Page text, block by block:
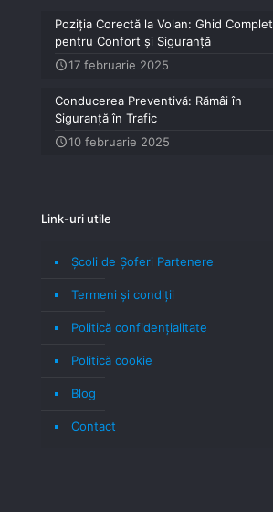
Poziția Corectă la Volan: Ghid Complet
pentru Confort și Siguranță
17 februarie 2025
Conducerea Preventivă: Rămâi în
Siguranță în Trafic
10 februarie 2025
Link-uri utile
Școli de Șoferi Partenere
Termeni şi condiţii
Politică confidenţialitate
Politică cookie
Blog
Contact